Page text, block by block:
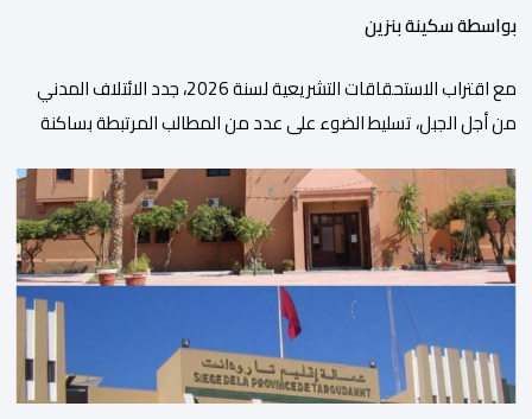
بواسطة سكينة بنزين
مع اقتراب الاستحقاقات التشريعية لسنة 2026، جدد الائتلاف المدني
من أجل الجبل، تسليط الضوء على عدد من المطالب المرتبطة بساكنة
فيها الأحزاب السياسية، إلى ادراج 10 التزامات ضمن برامجها الانتخابية
المنتظرة، في إطار تعاقد سياسي مع المناطق الجبلية والانتقال من
الوعود الانتخابية إلى التزامات عملية […]